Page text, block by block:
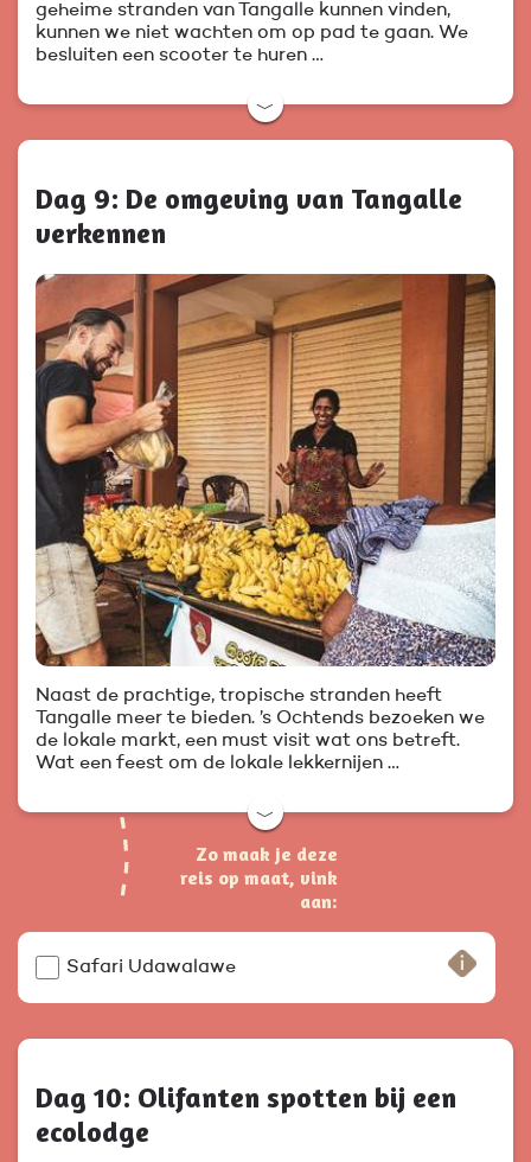
geheime stranden van Tangalle kunnen vinden,
kunnen we niet wachten om op pad te gaan. We
besluiten een scooter te huren …
﹀
Dag 9: De omgeving van Tangalle
verkennen
Naast de prachtige, tropische stranden heeft
Tangalle meer te bieden. ’s Ochtends bezoeken we
de lokale markt, een must visit wat ons betreft.
Wat een feest om de lokale lekkernijen …
﹀
Zo maak je deze
reis op maat, vink
aan:
Safari Udawalawe
Dag 10: Olifanten spotten bij een
ecolodge